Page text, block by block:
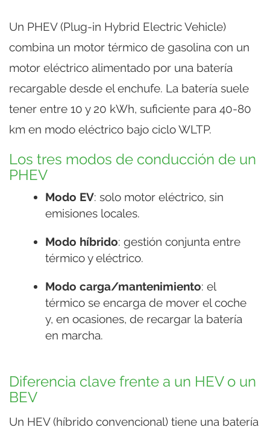
Un PHEV (Plug-in Hybrid Electric Vehicle)
combina un motor térmico de gasolina con un
motor eléctrico alimentado por una batería
recargable desde el enchufe. La batería suele
tener entre 10 y 20 kWh, suficiente para 40-80
km en modo eléctrico bajo ciclo WLTP.
Los tres modos de conducción de un
PHEV
Modo EV: solo motor eléctrico, sin
emisiones locales.
Modo híbrido: gestión conjunta entre
térmico y eléctrico.
Modo carga/mantenimiento: el
térmico se encarga de mover el coche
y, en ocasiones, de recargar la batería
en marcha.
Diferencia clave frente a un HEV o un
BEV
Un HEV (híbrido convencional) tiene una batería